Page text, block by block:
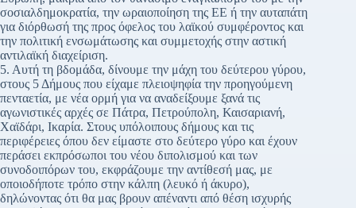
σοσιαλδημοκρατία, την ωραιοποίηση της ΕΕ ή την αυταπάτη
για διόρθωσή της προς όφελος του λαϊκού συμφέροντος και
την πολιτική ενσωμάτωσης και συμμετοχής στην αστική
αντιλαϊκή διαχείριση.
5. Αυτή τη βδομάδα, δίνουμε την μάχη του δεύτερου γύρου,
στους 5 Δήμους που είχαμε πλειοψηφία την προηγούμενη
πενταετία, με νέα ορμή για να αναδείξουμε ξανά τις
αγωνιστικές αρχές σε Πάτρα, Πετρούπολη, Καισαριανή,
Χαϊδάρι, Ικαρία. Στους υπόλοιπους δήμους και τις
περιφέρειες όπου δεν είμαστε στο δεύτερο γύρο και έχουν
περάσει εκπρόσωποι του νέου διπολισμού και των
συνοδοιπόρων του, εκφράζουμε την αντίθεσή μας, με
οποιοδήποτε τρόπο στην κάλπη (λευκό ή άκυρο),
δηλώνοντας ότι θα μας βρουν απέναντι από θέση ισχυρής